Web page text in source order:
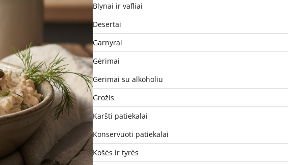
Blynai ir vafliai
Desertai
Garnyrai
Gėrimai
Gėrimai su alkoholiu
Grožis
Karšti patiekalai
Konservuoti patiekalai
Košės ir tyrės